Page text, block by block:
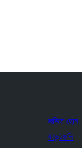
জড়িত হোন
ইভেন্টগুলি